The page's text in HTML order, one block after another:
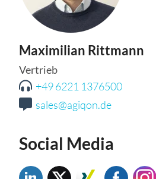
Maximilian Rittmann
Vertrieb
+49 6221 1376500
sales@agiqon.de
Social Media